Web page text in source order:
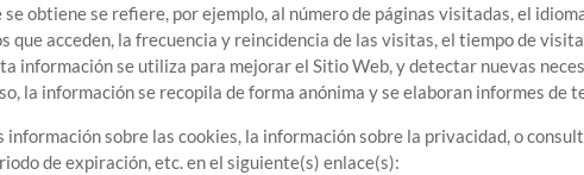
obtiene se refiere, por ejemplo, al número de páginas visitadas, el
que acceden, la frecuencia y reincidencia de las visitas, el tiempo de
información se utiliza para mejorar el Sitio Web, y detectar nuevas
la información se recopila de forma anónima y se elaboran informes
información sobre las cookies, la información sobre la privacidad, o
de expiración, etc. en el siguiente(s) enlace(s):